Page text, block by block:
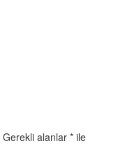
Gerekli alanlar * ile